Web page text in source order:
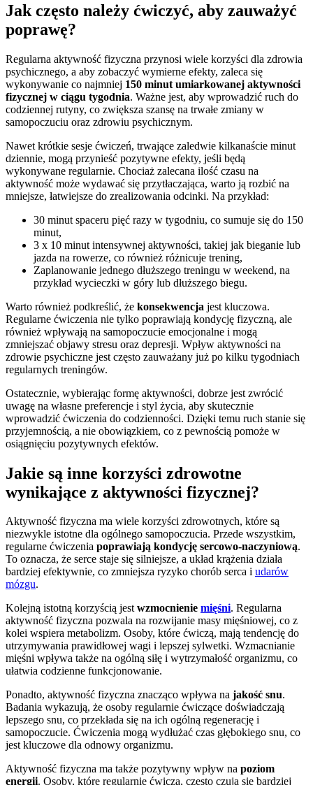
Jak często należy ćwiczyć, aby zauważyć
poprawę?
Regularna aktywność fizyczna przynosi wiele korzyści dla zdrowia
psychicznego, a aby zobaczyć wymierne efekty, zaleca się
wykonywanie co najmniej 150 minut umiarkowanej aktywności
fizycznej w ciągu tygodnia. Ważne jest, aby wprowadzić ruch do
codziennej rutyny, co zwiększa szansę na trwałe zmiany w
samopoczuciu oraz zdrowiu psychicznym.
Nawet krótkie sesje ćwiczeń, trwające zaledwie kilkanaście minut
dziennie, mogą przynieść pozytywne efekty, jeśli będą
wykonywane regularnie. Chociaż zalecana ilość czasu na
aktywność może wydawać się przytłaczająca, warto ją rozbić na
mniejsze, łatwiejsze do zrealizowania odcinki. Na przykład:
30 minut spaceru pięć razy w tygodniu, co sumuje się do 150
minut,
3 x 10 minut intensywnej aktywności, takiej jak bieganie lub
jazda na rowerze, co również różnicuje trening,
Zaplanowanie jednego dłuższego treningu w weekend, na
przykład wycieczki w góry lub dłuższego biegu.
Warto również podkreślić, że konsekwencja jest kluczowa.
Regularne ćwiczenia nie tylko poprawiają kondycję fizyczną, ale
również wpływają na samopoczucie emocjonalne i mogą
zmniejszać objawy stresu oraz depresji. Wpływ aktywności na
zdrowie psychiczne jest często zauważany już po kilku tygodniach
regularnych treningów.
Ostatecznie, wybierając formę aktywności, dobrze jest zwrócić
uwagę na własne preferencje i styl życia, aby skutecznie
wprowadzić ćwiczenia do codzienności. Dzięki temu ruch stanie się
przyjemnością, a nie obowiązkiem, co z pewnością pomoże w
osiągnięciu pozytywnych efektów.
Jakie są inne korzyści zdrowotne
wynikające z aktywności fizycznej?
Aktywność fizyczna ma wiele korzyści zdrowotnych, które są
niezwykle istotne dla ogólnego samopoczucia. Przede wszystkim,
regularne ćwiczenia poprawiają kondycję sercowo-naczyniową.
To oznacza, że serce staje się silniejsze, a układ krążenia działa
bardziej efektywnie, co zmniejsza ryzyko chorób serca i udarów
mózgu.
Kolejną istotną korzyścią jestwzmocnienie mięśni. Regularna
aktywność fizyczna pozwala na rozwijanie masy mięśniowej, co z
kolei wspiera metabolizm. Osoby, które ćwiczą, mają tendencję do
utrzymywania prawidłowej wagi i lepszej sylwetki. Wzmacnianie
mięśni wpływa także na ogólną siłę i wytrzymałość organizmu, co
ułatwia codzienne funkcjonowanie.
Ponadto, aktywność fizyczna znacząco wpływa na jakość snu.
Badania wykazują, że osoby regularnie ćwiczące doświadczają
lepszego snu, co przekłada się na ich ogólną regenerację i
samopoczucie. Ćwiczenia mogą wydłużać czas głębokiego snu, co
jest kluczowe dla odnowy organizmu.
Aktywność fizyczna ma także pozytywny wpływ na poziom
energii. Osoby, które regularnie ćwiczą, często czują się bardziej